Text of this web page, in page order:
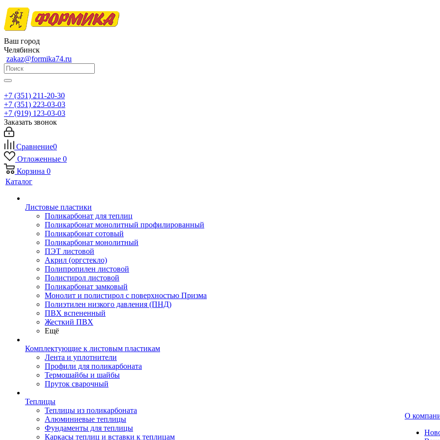
Ваш город
Челябинск
zakaz@formika74.ru
+7 (351) 211-20-30
+7 (351) 223-03-03
+7 (919) 123-03-03
Заказать звонок
Сравнение0
Отложенные 0
Корзина 0
Каталог
Листовые пластики
Поликарбонат для теплиц
Поликарбонат монолитный профилированный
Поликарбонат сотовый
Поликарбонат монолитный
ПЭТ листовой
Акрил (оргстекло)
Полипропилен листовой
Полистирол листовой
Поликарбонат замковый
Монолит и полистирол с поверхностью Призма
Полиэтилен низкого давления (ПНД)
ПВХ вспененный
Жесткий ПВХ
Ещё
Комплектующие к листовым пластикам
Лента и уплотнители
Профили для поликарбоната
Термошайбы и шайбы
Пруток сварочный
Теплицы
Теплицы из поликарбоната
Алюминиевые теплицы
Фундаменты для теплицы
Каркасы теплиц и вставки к теплицам
О